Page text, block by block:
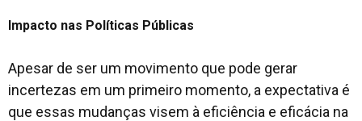
Impacto nas Políticas Públicas
Apesar de ser um movimento que pode gerar
incertezas em um primeiro momento, a expectativa é
que essas mudanças visem à eficiência e eficácia na